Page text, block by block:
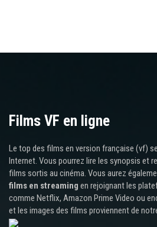
Films VF en ligne
Le top des films en version française (vf)
Internet. Vous pourrez lire les synopsis et
films sortis au cinéma. Vous aurez
films en streaming en rejoignant les
comme Netflix, Amazon Prime Video ou
et les images des films proviennent de